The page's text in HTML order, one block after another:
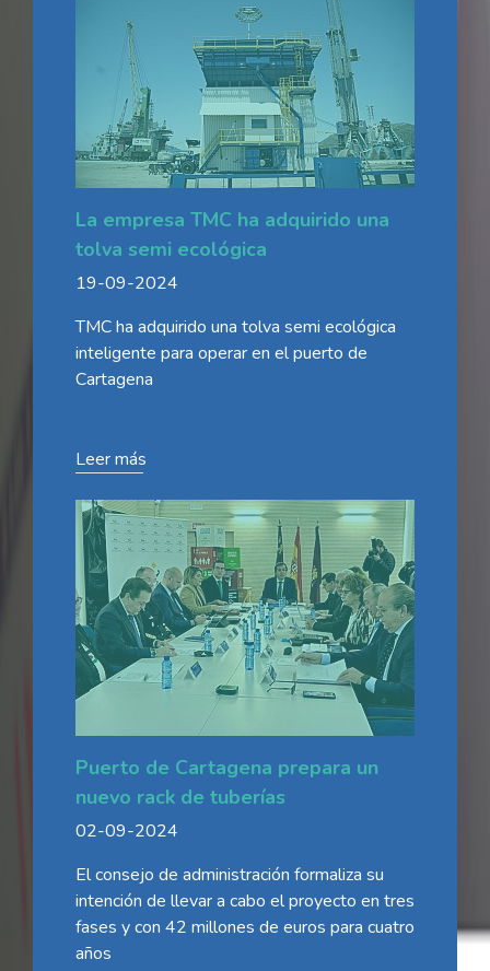
La empresa TMC ha adquirido una
tolva semi ecológica
19-09-2024
TMC ha adquirido una tolva semi ecológica
inteligente para operar en el puerto de
Cartagena
Leer más
Puerto de Cartagena prepara un
nuevo rack de tuberías
02-09-2024
El consejo de administración formaliza su
intención de llevar a cabo el proyecto en tres
fases y con 42 millones de euros para cuatro
años